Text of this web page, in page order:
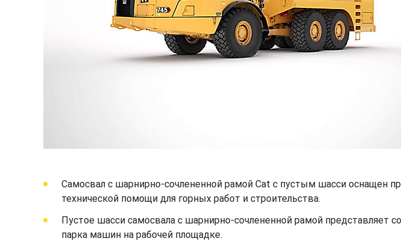
Самосвал с шарнирно-сочлененной рамой Cat с пустым шасси оснащен
технической помощи для горных работ и строительства.
Пустое шасси самосвала с шарнирно-сочлененной рамой представляет
парка машин на рабочей площадке.